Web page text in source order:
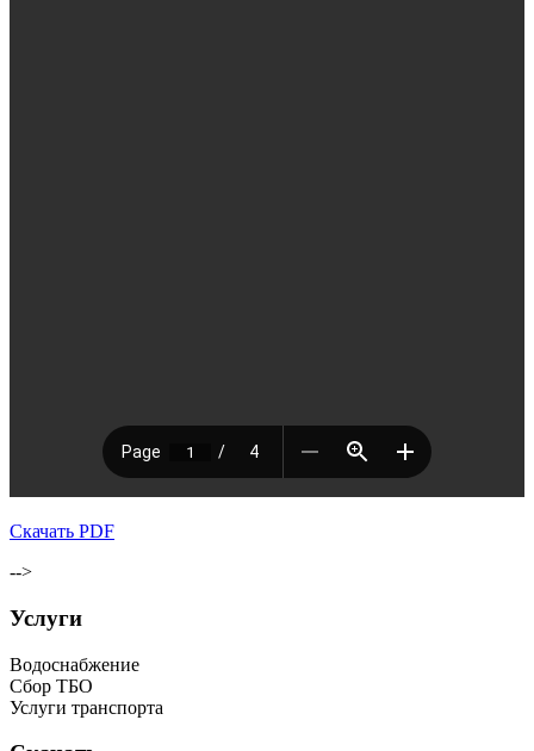
Скачать PDF
-->
Услуги
Водоснабжение
Сбор ТБО
Услуги транспорта